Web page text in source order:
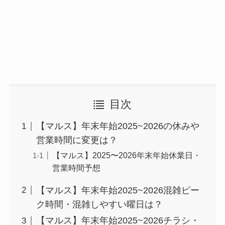
目次
【マルス】年末年始2025~2026の休みや
営業時間に変更は？
【マルス】2025〜2026年末年始休業日・
営業時間予想
【マルス】年末年始2025~2026混雑ピー
ク時間・混雑しやすい曜日は？
【マルス】年末年始2025~2026チラシ・